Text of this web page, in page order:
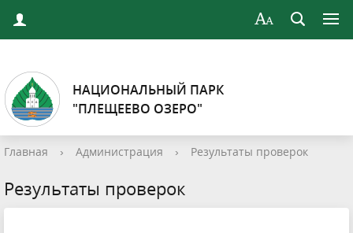
НАЦИОНАЛЬНЫЙ ПАРК
"ПЛЕЩЕЕВО ОЗЕРО"
Главная › Администрация › Результаты проверок
Результаты проверок